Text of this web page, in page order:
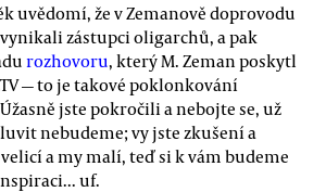
uvědomí, že v Zemanově doprovodu
zástupci oligarchů, a pak
rozhovoru, který M. Zeman poskytl
— to je takové poklonkování
jste pokročili a nebojte se, už
nebudeme; vy jste zkušení a
a my malí, teď si k vám budeme
uf.